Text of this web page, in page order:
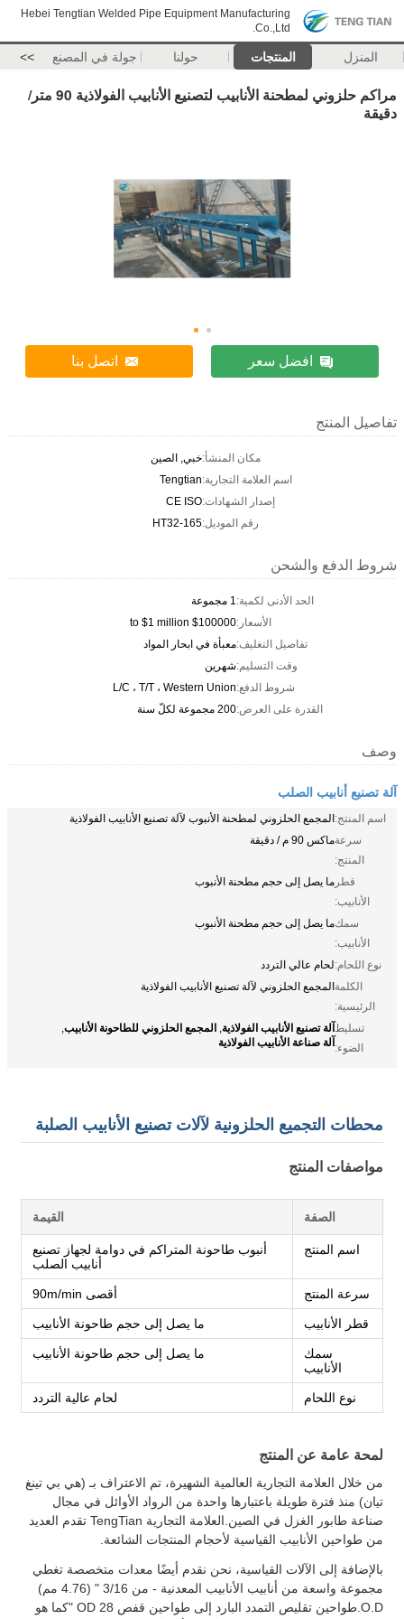
Hebei Tengtian Welded Pipe Equipment Manufacturing
Co.,Ltd.
المنزل المنتجات حولنا جولة في المصنع >>
مراكم حلزوني لمطحنة الأنابيب لتصنيع الأنابيب الفولاذية 90 متر/
دقيقة
افضل سعر اتصل بنا
تفاصيل المنتج
مكان المنشأ:خبي, الصين
اسم العلامة التجارية:Tengtian
إصدار الشهادات:CE ISO
رقم الموديل:HT32-165
شروط الدفع والشحن
الحد الأدنى لكمية:1 مجموعة
الأسعار:$100000 to $1 million
تفاصيل التغليف:معبأة في ابحار المواد
وقت التسليم:شهرين
شروط الدفع:L/C ، T/T ، Western Union
القدرة على العرض:200 مجموعة لكلّ سنة
وصف
آلة تصنيع أنابيب الصلب
اسم المنتج:المجمع الحلزوني لمطحنة الأنبوب لآلة تصنيع الأنابيب الفولاذية
سرعة
المنتج:
ماكس 90 م / دقيقة
قطر
الأنابيب:
ما يصل إلى حجم مطحنة الأنبوب
سمك
الأنابيب:
ما يصل إلى حجم مطحنة الأنبوب
نوع اللحام:لحام عالي التردد
الكلمة
الرئيسية:
المجمع الحلزوني لآلة تصنيع الأنابيب الفولاذية
تسليط
الضوء:
آلة تصنيع الأنابيب الفولاذية, المجمع الحلزوني للطاحونة الأنابيب,
آلة صناعة الأنابيب الفولاذية
محطات التجميع الحلزونية لآلات تصنيع الأنابيب الصلبة
مواصفات المنتج
الصفة القيمة
اسم المنتج
أنبوب طاحونة المتراكم في دوامة لجهاز تصنيع
أنابيب الصلب
سرعة المنتج أقصى 90m/min
قطر الأنابيب ما يصل إلى حجم طاحونة الأنابيب
سمك
الأنابيب
ما يصل إلى حجم طاحونة الأنابيب
نوع اللحام لحام عالية التردد
لمحة عامة عن المنتج
من خلال العلامة التجارية العالمية الشهيرة، تم الاعتراف بـ (هي بي تينغ
تيان) منذ فترة طويلة باعتبارها واحدة من الرواد الأوائل في مجال
صناعة طابور الغزل في الصين.العلامة التجارية TengTian تقدم العديد
من طواحين الأنابيب القياسية لأحجام المنتجات الشائعة.
بالإضافة إلى الآلات القياسية، نحن نقدم أيضًا معدات متخصصة تغطي
مجموعة واسعة من أنابيب الأنابيب المعدنية - من 3/16 " (4.76 مم)
O.D.طواحين تقليص التمدد البارد إلى طواحين قفص OD 28 "كما هو